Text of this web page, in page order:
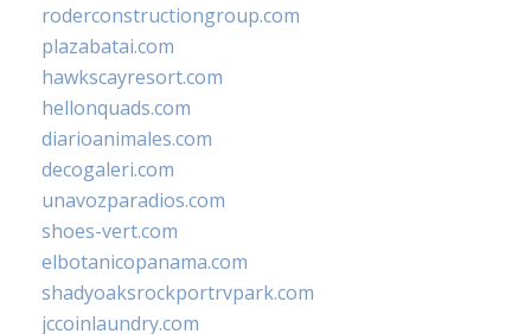
roderconstructiongroup.com
plazabatai.com
hawkscayresort.com
hellonquads.com
diarioanimales.com
decogaleri.com
unavozparadios.com
shoes-vert.com
elbotanicopanama.com
shadyoaksrockportrvpark.com
jccoinlaundry.com